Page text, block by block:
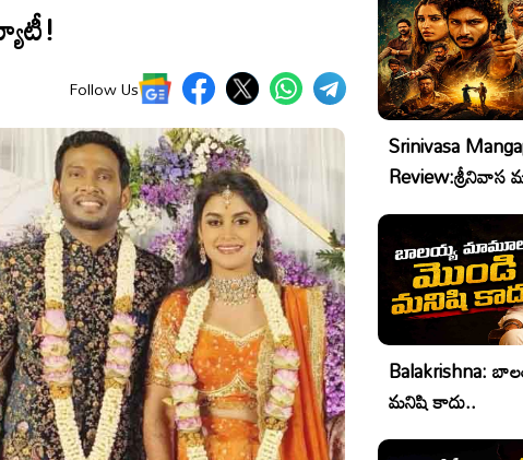
Follow Us
Srinivasa
Review:శ్రీనివాస
రేటింగ్
Balakrishna:
మనిషి కాదు..